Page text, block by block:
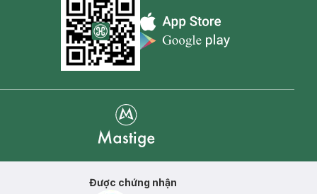
Appstore icon
Được chứng nhận